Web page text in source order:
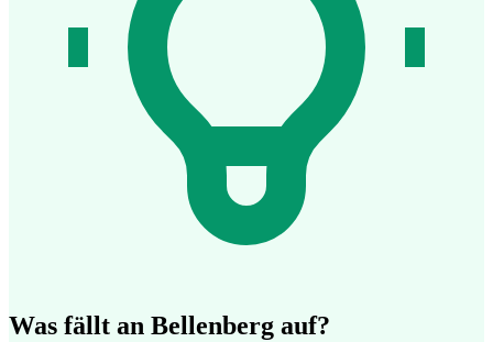
Was fällt an Bellenberg auf?